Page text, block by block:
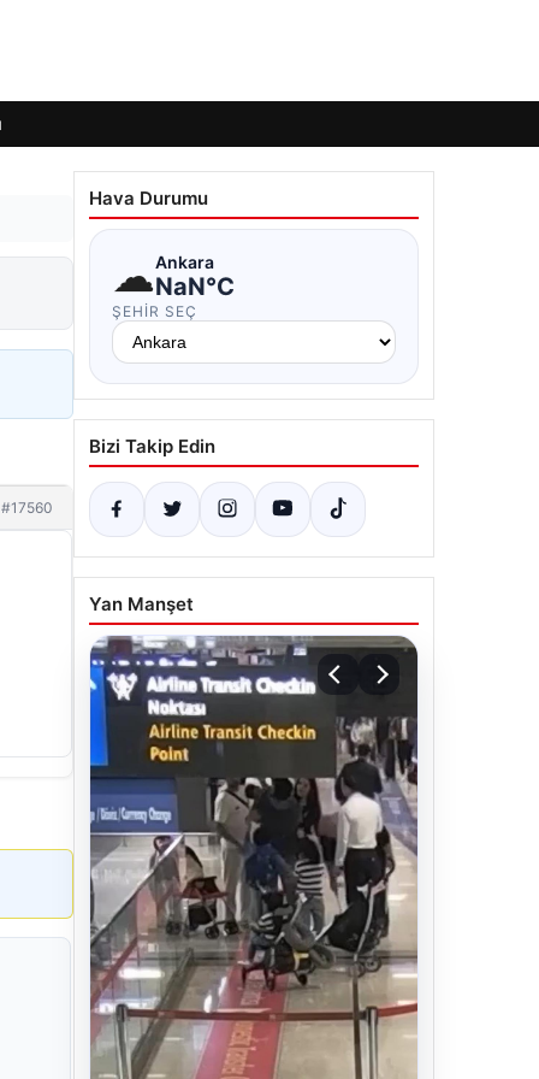
#17560
Hava Durumu
☁Ankara
NaN°C
ŞEHIR SEÇ
Bizi Takip Edin
Yan Manşet